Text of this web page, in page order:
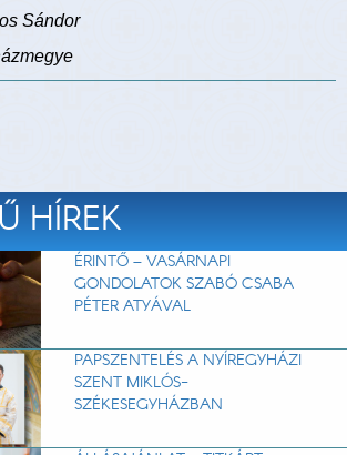
Sándor
HÍREK
ÉRINTŐ – VASÁRNAPI
GONDOLATOK SZABÓ CSABA
PÉTER ATYÁVAL
PAPSZENTELÉS A NYÍREGYHÁZI
SZENT MIKLÓS-
SZÉKESEGYHÁZBAN